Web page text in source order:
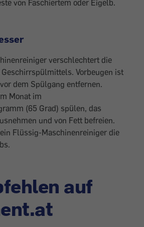
von Faschiertem oder Eigelb.
verschlechtert die
Vorbeugen ist
dem Spülgang entfernen.
Monat im
(65 Grad) spülen, das
und von Fett befreien.
Flüssig-Maschinenreiniger die
auf